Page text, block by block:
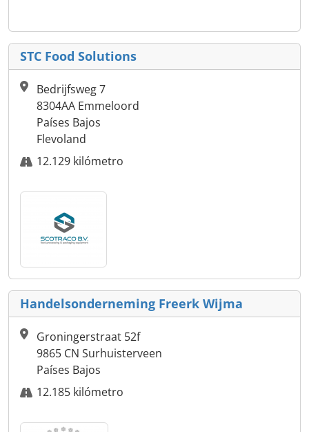
STC Food Solutions
Bedrijfsweg 7
8304AA Emmeloord
Países Bajos
Flevoland
12.129 kilómetro
Handelsonderneming Freerk Wijma
Groningerstraat 52f
9865 CN Surhuisterveen
Países Bajos
12.185 kilómetro